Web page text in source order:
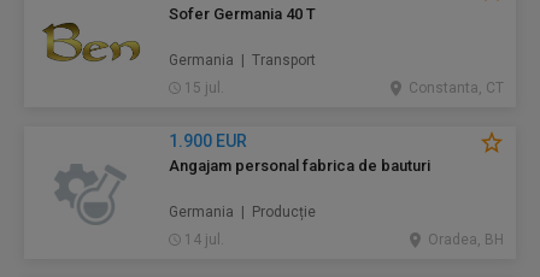
Sofer Germania 40 T
Germania | Transport
15 jul.
Constanta, CT
1.900 EUR
Angajam personal fabrica de bauturi
Germania | Producție
14 jul.
Oradea, BH